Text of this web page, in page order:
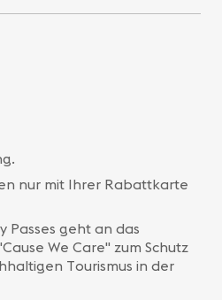
nur mit Ihrer Rabattkarte
Passes geht an das
We Care" zum Schutz
Tourismus in der